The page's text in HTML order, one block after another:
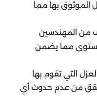
الموثوق بها مما
من المهندسين
مستوى مما يضمن
التي تقوم بها
من عدم حدوث أي